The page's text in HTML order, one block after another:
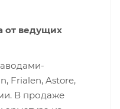
от ведущих
Frialen, Astore,
В продаже